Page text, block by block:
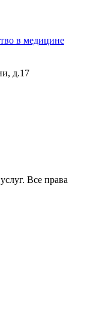
в медицине
д.17
Все права